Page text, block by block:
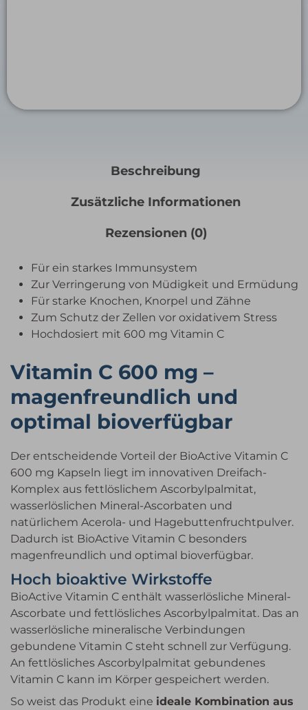
Beschreibung
Zusätzliche Informationen
Rezensionen (0)
Für ein starkes Immunsystem
Zur Verringerung von Müdigkeit und Ermüdung
Für starke Knochen, Knorpel und Zähne
Zum Schutz der Zellen vor oxidativem Stress
Hochdosiert mit 600 mg Vitamin C
Vitamin C 600 mg –
magenfreundlich und
optimal bioverfügbar
Der entscheidende Vorteil der BioActive Vitamin C
600 mg Kapseln liegt im innovativen Dreifach-
Komplex aus fettlöslichem Ascorbylpalmitat,
wasserlöslichen Mineral-Ascorbaten und
natürlichem Acerola- und Hagebuttenfruchtpulver.
Dadurch ist BioActive Vitamin C besonders
magenfreundlich und optimal bioverfügbar.
Hoch bioaktive Wirkstoffe
BioActive Vitamin C enthält wasserlösliche Mineral-
Ascorbate und fettlösliches Ascorbylpalmitat. Das an
wasserlösliche mineralische Verbindungen
gebundene Vitamin C steht schnell zur Verfügung.
An fettlösliches Ascorbylpalmitat gebundenes
Vitamin C kann im Körper gespeichert werden.
So weist das Produkt eine ideale Kombination aus